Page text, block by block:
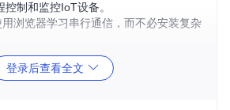
控制和监控IoT设备。
浏览器学习串行通信，而不必安装复杂
或其他微控制器，进行实时数据传
登录后查看全文